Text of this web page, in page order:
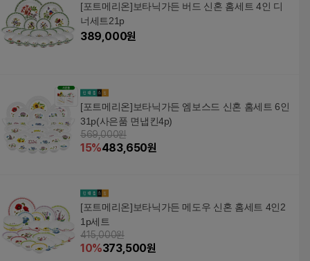
[포트메리온]보타닉가든 버드 신혼 홈세트 4인 디
너세트21p
389,000원
[포트메리온]보타닉가든 엠보스드 신혼 홈세트 6인
31p(사은품 면냅킨4p)
569,000원
15%483,650원
[포트메리온]보타닉가든 메도우 신혼 홈세트 4인2
1p세트
415,000원
10%373,500원